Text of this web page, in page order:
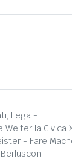
Lega -
la Civica
- Fare